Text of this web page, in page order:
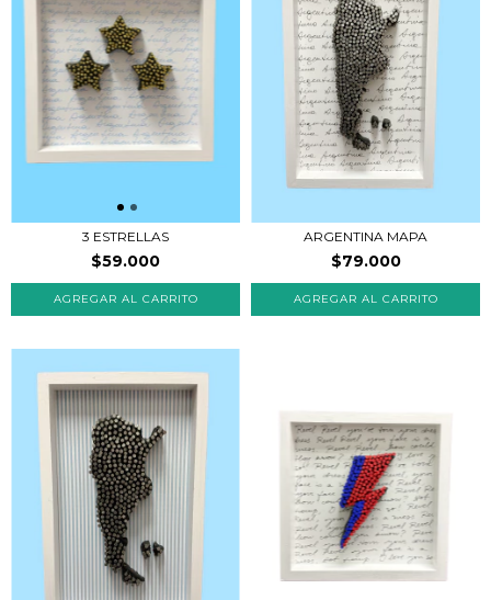
3 ESTRELLAS
$59.000
ARGENTINA MAPA
$79.000